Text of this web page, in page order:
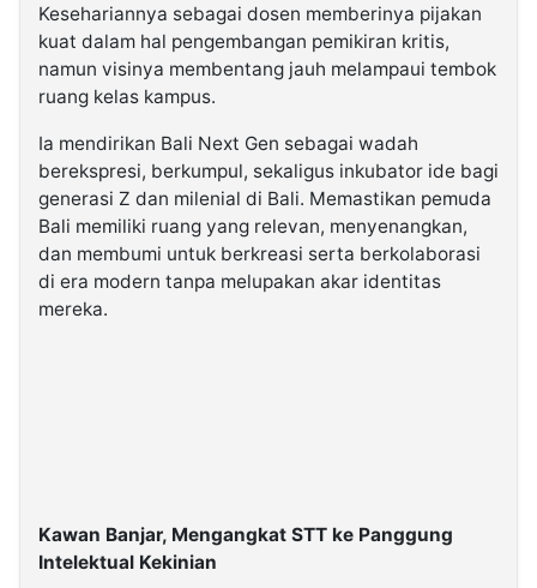
Kesehariannya sebagai dosen memberinya pijakan
kuat dalam hal pengembangan pemikiran kritis,
namun visinya membentang jauh melampaui tembok
ruang kelas kampus.
Ia mendirikan Bali Next Gen sebagai wadah
berekspresi, berkumpul, sekaligus inkubator ide bagi
generasi Z dan milenial di Bali. Memastikan pemuda
Bali memiliki ruang yang relevan, menyenangkan,
dan membumi untuk berkreasi serta berkolaborasi
di era modern tanpa melupakan akar identitas
mereka.
Kawan Banjar, Mengangkat STT ke Panggung
Intelektual Kekinian